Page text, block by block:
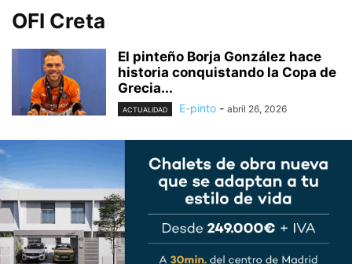
OFI Creta
El pinteño Borja González hace
historia conquistando la Copa de
Grecia...
ACTUALIDAD E-pinto - abril 26, 2026